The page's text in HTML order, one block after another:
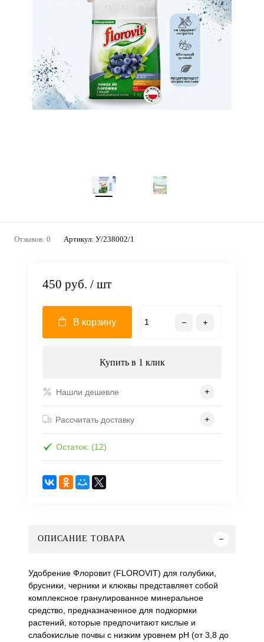
Отзывов: 0 Артикул: У/238002/1
450 руб. / шт
В корзину
Купить в 1 клик
Нашли дешевле
Рассчитать доставку
Остаток: (12)
ОПИСАНИЕ ТОВАРА
Удобрение Флоровит (FLOROVIT) для голубики,
брусники, черники и клюквы представляет собой
комплексное гранулированное минеральное
средство, предназначенное для подкормки
растений, которые предпочитают кислые и
слабокислые почвы с низким уровнем pH (от 3,8 до